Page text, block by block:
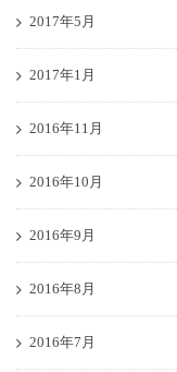
2017年5月
2017年1月
2016年11月
2016年10月
2016年9月
2016年8月
2016年7月